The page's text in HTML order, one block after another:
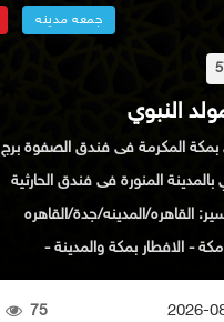
جمعه مدينه
النبوي
القاهره/المدينه/جدة/القاهره
- الافطار بمكة والمدينة -
75